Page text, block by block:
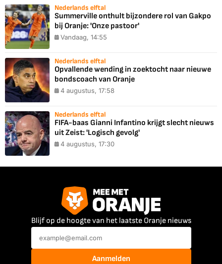
Nederlands elftal
Summerville onthult bijzondere rol van Gakpo
bij Oranje: 'Onze pastoor'
Vandaag, 14:55
Nederlands elftal
Opvallende wending in zoektocht naar nieuwe
bondscoach van Oranje
4 augustus, 17:58
Nederlands elftal
FIFA-baas Gianni Infantino krijgt slecht nieuws
uit Zeist: 'Logisch gevolg'
4 augustus, 17:30
Blijf op de hoogte van het laatste Oranje nieuws
Aanmelden